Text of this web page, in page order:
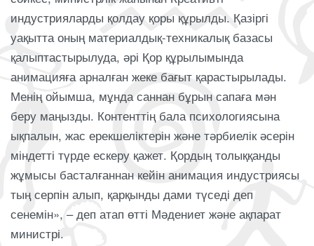
индустрияларды қолдау қоры құрылды. Қазіргі
уақытта оның материалдық-техникалық базасы
қалыптастырылуда, әрі Қор құрылымында
анимацияға арналған жеке бағыт қарастырылады.
Менің ойымша, мұнда саннан бұрын сапаға мән
беру маңызды. Контенттің бала психологиясына
ықпалын, жас ерекшеліктерін және тәрбиелік әсерін
міндетті түрде ескеру қажет. Қордың толыққанды
жұмысы басталғаннан кейін анимация индустриясы
тың серпін алып, қарқынды дами түседі деп
сенемін», – деп атап өтті Мәдениет және ақпарат
министрі.